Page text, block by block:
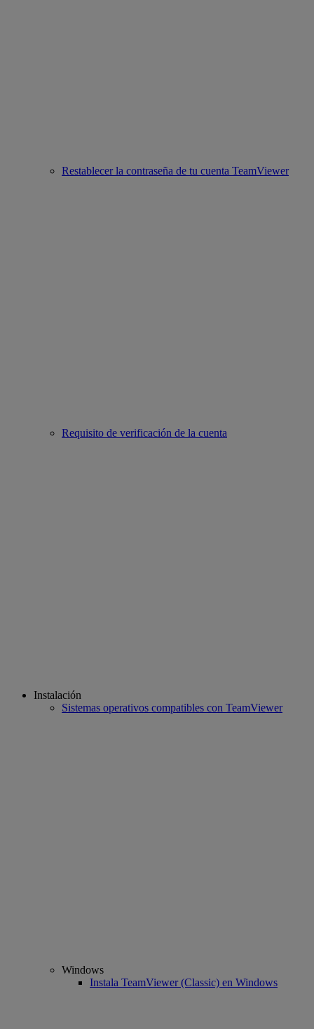
Restablecer la contraseña de tu cuenta TeamViewer
Requisito de verificación de la cuenta
Instalación
Sistemas operativos compatibles con TeamViewer
Windows
Instala TeamViewer (Classic) en Windows